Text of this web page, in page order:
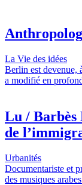
La Vie des idées
Berlin est devenue,
a modifié en
Lu / Barbès
de
Urbanités
Documentariste et
des musiques